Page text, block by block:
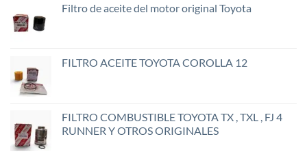
Filtro de aceite del motor original Toyota
FILTRO ACEITE TOYOTA COROLLA 12
FILTRO COMBUSTIBLE TOYOTA TX , TXL , FJ 4
RUNNER Y OTROS ORIGINALES